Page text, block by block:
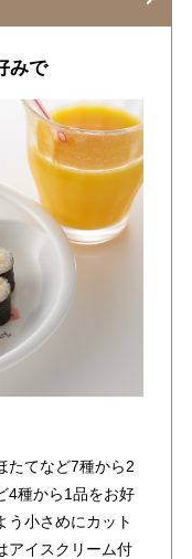
みで
たてなど7種から2
4種から1品をお好
う小さめにカット
アイスクリーム付